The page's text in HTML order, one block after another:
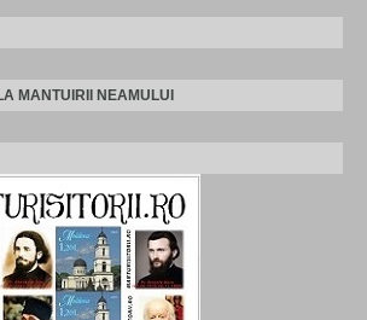
MANTUIRII NEAMULUI